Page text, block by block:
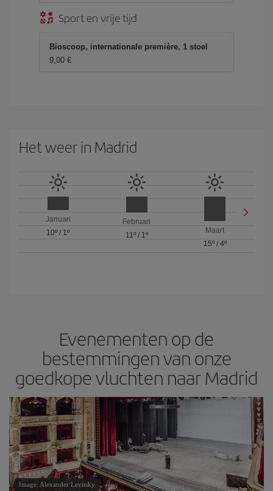
Sport en vrije tijd
Bioscoop, internationale première, 1 stoel
9,00 €
Het weer in Madrid
Januari
10º / 1º
Februari
11º/ 1º
Maart
15º/ 4º
Evenementen op de
bestemmingen van onze
goedkope vluchten naar Madrid
Image: Alexander Levitsky